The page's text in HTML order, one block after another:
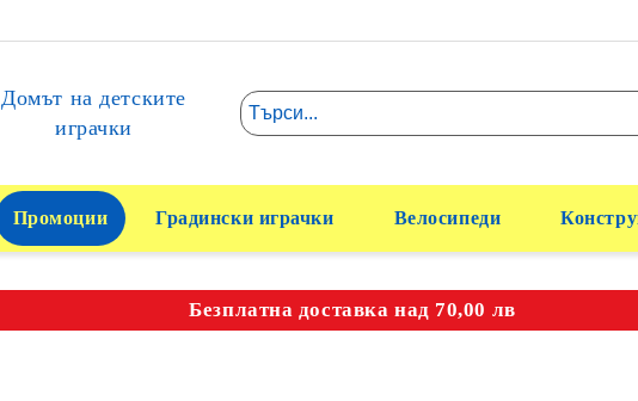
Домът на детските
играчки
Промоции Градински играчки Велосипеди
Безплатна доставка над 70,00 лв